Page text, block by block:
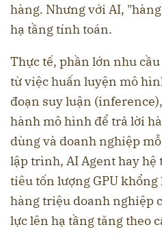
hàng. Nhưng với AI,
hạ tầng tính toán.
Thực tế, phần lớn nhu
từ việc huấn luyện mô
đoạn suy luận
hành mô hình để trả lời
dùng và doanh nghiệp
lập trình, AI Agent hay
tiêu tốn lượng GPU
hàng triệu doanh nghiệp
lực lên hạ tầng tăng theo